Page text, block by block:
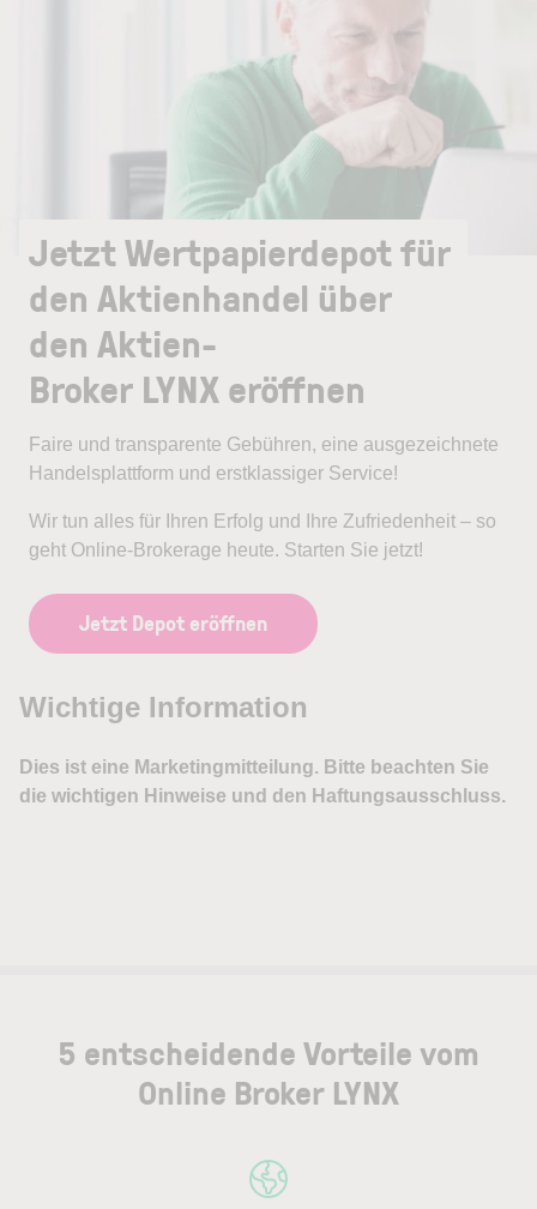
Jetzt Wertpapierdepot für
den Aktienhandel über
den Aktien-
Broker LYNX eröffnen
Faire und transparente Gebühren, eine ausgezeichnete
Handelsplattform und erstklassiger Service!
Wir tun alles für Ihren Erfolg und Ihre Zufriedenheit – so
geht Online-Brokerage heute. Starten Sie jetzt!
Jetzt Depot eröffnen
5 entscheidende Vorteile vom
Online Broker LYNX